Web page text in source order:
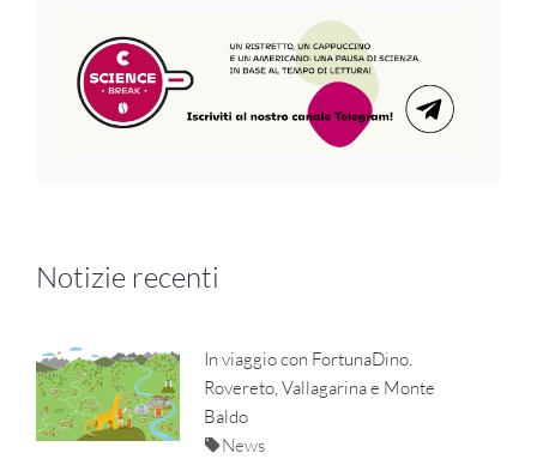
Notizie recenti
In viaggio con FortunaDino.
Rovereto, Vallagarina e Monte
Baldo
News